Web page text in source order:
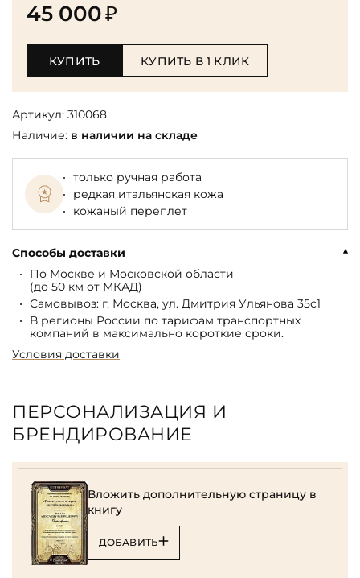
45 000₽
КУПИТЬ КУПИТЬ В 1 КЛИК
Артикул: 310068
Наличие: в наличии на складе
только ручная работа
редкая итальянская кожа
кожаный переплет
Способы доставки
По Москве и Московской области
(до 50 км от МКАД)
Самовывоз: г. Москва, ул. Дмитрия Ульянова 35с1
В регионы России по тарифам транспортных
компаний в максимально короткие сроки.
Условия доставки
ПЕРСОНАЛИЗАЦИЯ И
БРЕНДИРОВАНИЕ
Вложить дополнительную страницу в
книгу
ДОБАВИТЬ